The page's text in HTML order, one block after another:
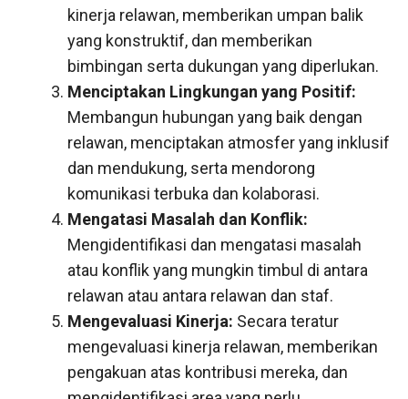
kinerja relawan, memberikan umpan balik
yang konstruktif, dan memberikan
bimbingan serta dukungan yang diperlukan.
Menciptakan Lingkungan yang Positif:
Membangun hubungan yang baik dengan
relawan, menciptakan atmosfer yang inklusif
dan mendukung, serta mendorong
komunikasi terbuka dan kolaborasi.
Mengatasi Masalah dan Konflik:
Mengidentifikasi dan mengatasi masalah
atau konflik yang mungkin timbul di antara
relawan atau antara relawan dan staf.
Mengevaluasi Kinerja: Secara teratur
mengevaluasi kinerja relawan, memberikan
pengakuan atas kontribusi mereka, dan